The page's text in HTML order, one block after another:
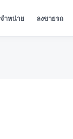
ำหน่าย ลงขายรถ